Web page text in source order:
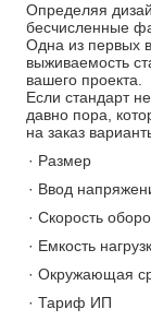
Определяя
бесчисленные
Одна из первых
выживаемость
вашего проекта.
Если стандарт
давно пора,
на заказ
· Размер
· Ввод
· Скорость
· Емкость
· Окружающая
· Тариф ИП